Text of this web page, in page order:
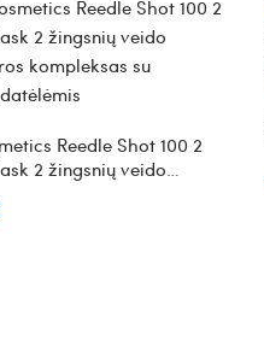
Reedle Shot 100 2
2 žingsnių veido